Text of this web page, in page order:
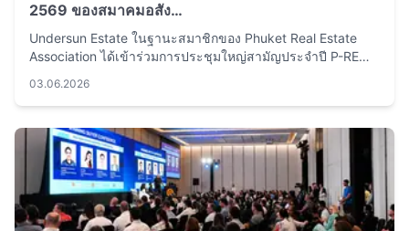
2569 ของสมาคมอสัง…
Undersun Estate ในฐานะสมาชิกของ Phuket Real Estate
Association ได้เข้าร่วมการประชุมใหญ่สามัญประจำปี P-RE…
03.06.2026